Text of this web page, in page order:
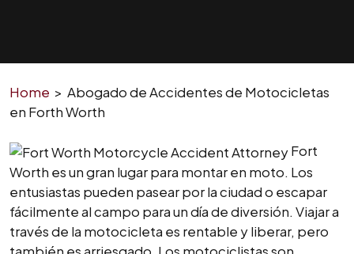
Home > Abogado de Accidentes de Motocicletas
en Forth Worth
Fort
Worth es un gran lugar para montar en moto. Los
entusiastas pueden pasear por la ciudad o escapar
fácilmente al campo para un día de diversión. Viajar a
través de la motocicleta es rentable y liberar, pero